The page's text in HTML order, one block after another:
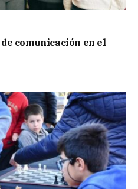
comunicación en el